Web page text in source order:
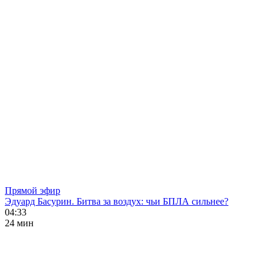
Прямой эфир
Эдуард Басурин. Битва за воздух: чьи БПЛА сильнее?
04:33
24 мин